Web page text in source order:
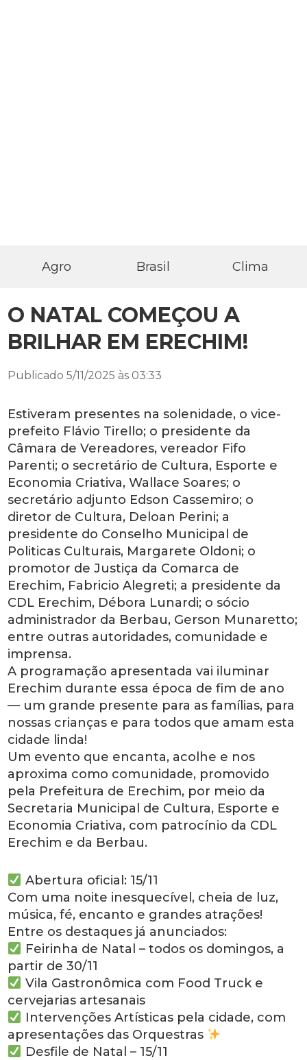
Agro Brasil Clima
O NATAL COMEÇOU A
BRILHAR EM ERECHIM!
Publicado 5/11/2025 às 03:33
Estiveram presentes na solenidade, o vice-
prefeito Flávio Tirello; o presidente da
Câmara de Vereadores, vereador Fifo
Parenti; o secretário de Cultura, Esporte e
Economia Criativa, Wallace Soares; o
secretário adjunto Edson Cassemiro; o
diretor de Cultura, Deloan Perini; a
presidente do Conselho Municipal de
Politicas Culturais, Margarete Oldoni; o
promotor de Justiça da Comarca de
Erechim, Fabricio Alegreti; a presidente da
CDL Erechim, Débora Lunardi; o sócio
administrador da Berbau, Gerson Munaretto;
entre outras autoridades, comunidade e
imprensa.
A programação apresentada vai iluminar
Erechim durante essa época de fim de ano
— um grande presente para as famílias, para
nossas crianças e para todos que amam esta
cidade linda!
Um evento que encanta, acolhe e nos
aproxima como comunidade, promovido
pela Prefeitura de Erechim, por meio da
Secretaria Municipal de Cultura, Esporte e
Economia Criativa, com patrocínio da CDL
Erechim e da Berbau.
Abertura oficial: 15/11
Com uma noite inesquecível, cheia de luz,
música, fé, encanto e grandes atrações!
Entre os destaques já anunciados:
Feirinha de Natal – todos os domingos, a
partir de 30/11
Vila Gastronômica com Food Truck e
cervejarias artesanais
Intervenções Artísticas pela cidade, com
apresentações das Orquestras
Desfile de Natal – 15/11